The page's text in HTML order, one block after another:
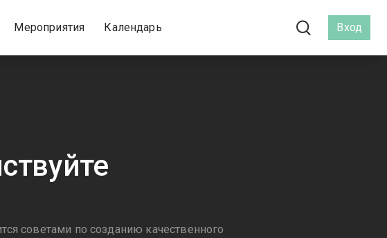
Мероприятия Календарь Вход
советами по созданию качественного